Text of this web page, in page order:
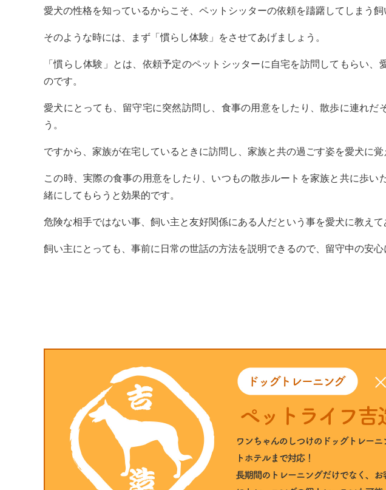
愛犬の性格を知っているからこそ、ペットシッターの依頼を躊躇してしまう飼
そのような時には、まず「慣らし体験」をさせてあげましょう。
「慣らし体験」とは、依頼予定のペットシッターに自宅を訪問してもらい、
のです。
愛犬にとっても、留守宅に突然訪問し、食事の用意をしたり、散歩に連れだ
う。
ですから、家族が在宅しているときに訪問し、家族と共の過ごす姿を愛犬に覚
この時、実際の食事の用意をしたり、いつもの散歩ルートを家族と共に歩い
緒にしてもらうと効果的です。
危険な相手ではない事、飼い主と友好関係にある人だという事を愛犬に教えて
飼い主にとっても、事前に日常の世話の方法を説明できるので、留守中の安心